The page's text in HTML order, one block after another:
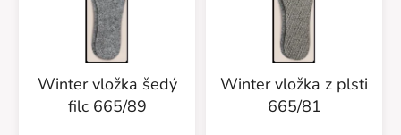
Winter vložka šedý
filc 665/89
Winter vložka z plsti
665/81